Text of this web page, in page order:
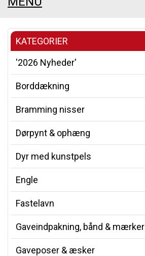
KATEGORIER
'2026 Nyheder'
Borddækning
Bramming nisser
Dørpynt & ophæng
Dyr med kunstpels
Engle
Fastelavn
Gaveindpakning, bånd & mærker
Gaveposer & æsker